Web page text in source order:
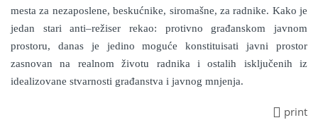
mesta za nezaposlene, beskućnike, siromašne, za radnike. Kako je
jedan stari anti–režiser rekao: protivno građanskom javnom
prostoru, danas je jedino moguće konstituisati javni prostor
zasnovan na realnom životu radnika i ostalih isključenih iz
idealizovane stvarnosti građanstva i javnog mnjenja.
print